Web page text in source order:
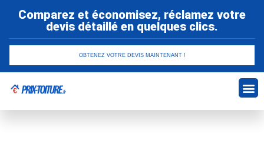
Comparez et économisez, réclamez votre
devis détaillé en quelques clics.
OBTENEZ VOTRE DEVIS MAINTENANT !